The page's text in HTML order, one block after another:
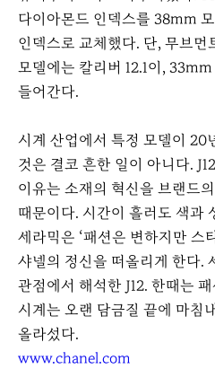
다이아몬드 인덱스를 38mm
인덱스로 교체했다. 단, 무브
모델에는 칼리버 12.1이,
들어간다.
시계 산업에서 특정 모델이 20
것은 결코 흔한 일이 아니다.
이유는 소재의 혁신을 브랜드
때문이다. 시간이 흘러도 색과
세라믹은 ‘패션은 변하지만 스
샤넬의 정신을 떠올리게 한다.
관점에서 해석한 J12. 한때는
시계는 오랜 담금질 끝에 마침
올라섰다.
www.chanel.com